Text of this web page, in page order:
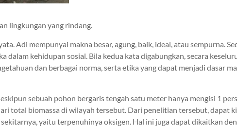
lingkungan yang rindang.
Adi mempunyai makna besar, agung, baik, ideal, atau sempurna.
dalam kehidupan sosial. Bila kedua kata digabungkan, secara
dan berbagai norma, serta etika yang dapat menjadi dasar
sebuah pohon bergaris tengah satu meter hanya mengisi 1
total biomassa di wilayah tersebut. Dari penelitian tersebut, dapat
yaitu terpenuhinya oksigen. Hal ini juga dapat dikaitkan